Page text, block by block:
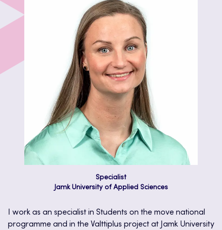
Specialist
Jamk University of Applied Sciences
I work as an specialist in Students on the move national
programme and in the Valttiplus project at Jamk University